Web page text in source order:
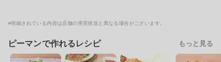
※明細されている内容は店舗の実売状況と異なる場合がございます。
ピーマンで作れるレシピ もっと見る